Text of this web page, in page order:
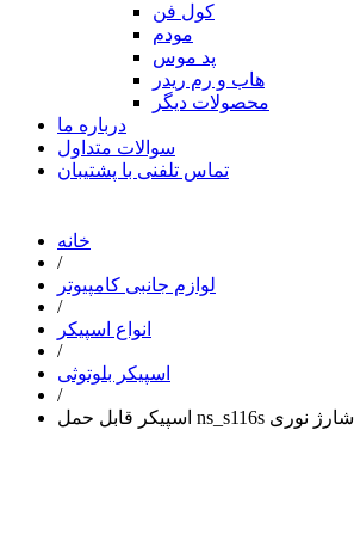
کول فن
مودم
پد موس
هاب و رم ریدر
محصولات دیگر
درباره ما
سوالات متداول
تماس تلفنی با پشتیبان
خانه
/
لوازم جانبی کامپیوتر
/
انواع اسپیکر
/
اسپیکر بلوتوثی
/
اسپیکر قابل حمل ns_s116s شارژ نوری